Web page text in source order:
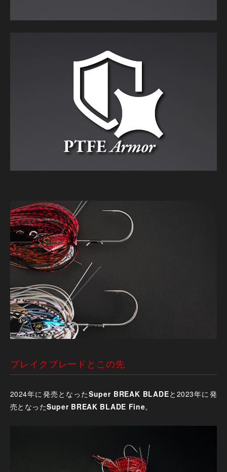
ブレイクブレードとこの先
2024年に発売となったSuper BREAK BLADEと2023年に発
売となったSuper BREAK BLADE Fine。